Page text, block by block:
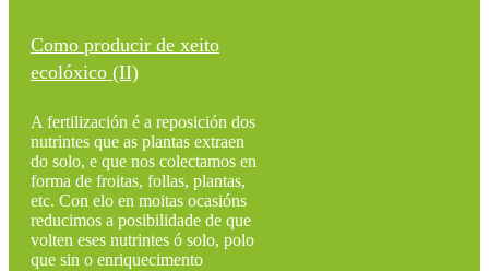
Como producir de xeito
ecolóxico (II)
A fertilización é a reposición dos
nutrintes que as plantas extraen
do solo, e que nos colectamos en
forma de froitas, follas, plantas,
etc. Con elo en moitas ocasións
reducimos a posibilidade de que
volten eses nutrintes ó solo, polo
que sin o enriquecimento